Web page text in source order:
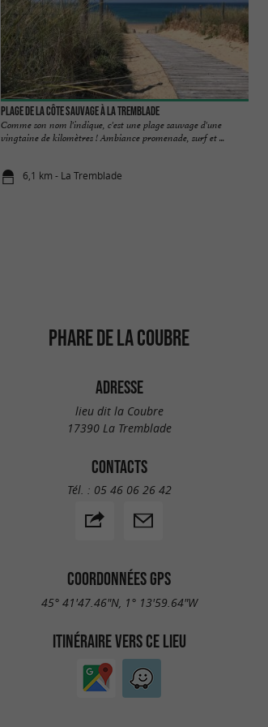
Plage de la Côte Sauvage à La Tremblade
Comme son nom l'indique, c'est une plage sauvage d'une
vingtaine de kilomètres ! Ambiance promenade, surf et ...
6,1 km - La Tremblade
PHARE DE LA COUBRE
ADRESSE
lieu dit la Coubre
17390 La Tremblade
CONTACTS
Tél. : 05 46 06 26 42
COORDONNÉES GPS
45° 41'47.46"N, 1° 13'59.64"W
ITINÉRAIRE VERS CE LIEU